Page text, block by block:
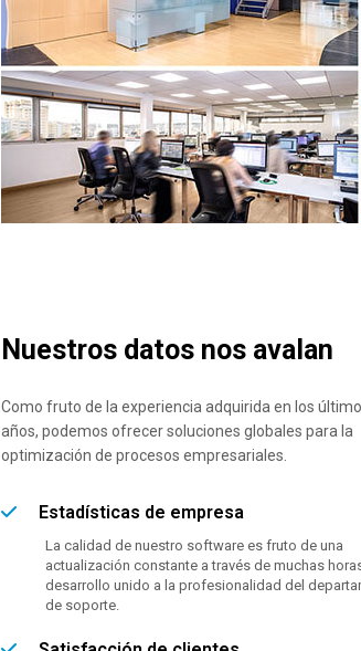
Nuestros datos nos avalan
Como fruto de la experiencia adquirida en los
años, podemos ofrecer soluciones globales para la
optimización de procesos empresariales.
Estadísticas de empresa
La calidad de nuestro software es fruto de una
actualización constante a través de muchas
desarrollo unido a la profesionalidad del
de soporte.